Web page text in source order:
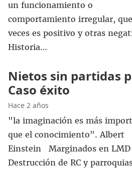
un funcionamiento o
comportamiento irregular,
veces es positivo y otras
Historia…
Nietos sin partidas
Caso éxito
Hace 2 años
"la imaginación es más
que el conocimiento". Albert
Einstein Marginados en LMD
Destrucción de RC y